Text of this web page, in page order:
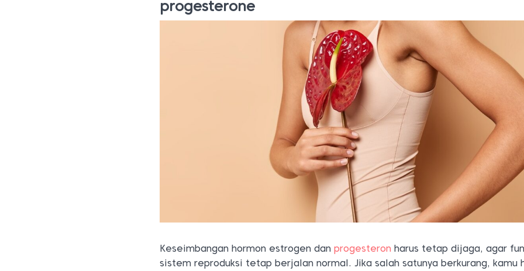
progesterone
Keseimbangan hormon estrogen danprogesteron harus tetap dijaga, agar
sistem reproduksi tetap berjalan normal. Jika salah satunya berkurang, kamu